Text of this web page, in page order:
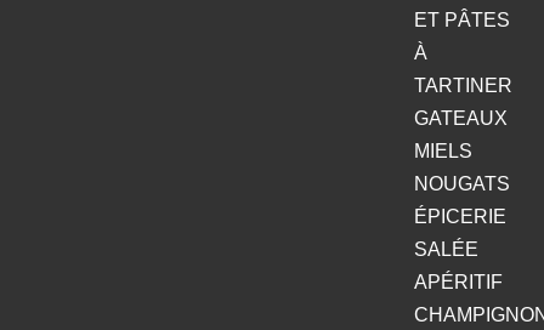
ET PÂTES
À
TARTINER
GATEAUX
MIELS
NOUGATS
ÉPICERIE
SALÉE
APÉRITIF